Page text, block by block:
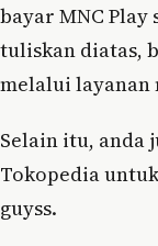
bayar MNC
tuliskan diatas,
melalui layanan
Selain itu, anda
Tokopedia
guyss.